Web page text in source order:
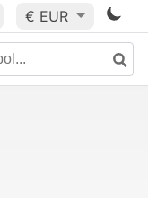
€ EUR